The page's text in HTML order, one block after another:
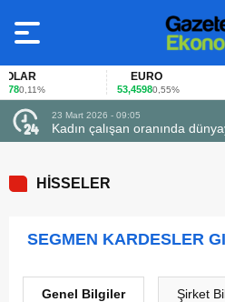
0,11%
EURO
53,45980,55%
23 Mart 2026 - 09:05
Kadın çalışan oranında
HİSSELER
SEGMEN KARDESLER
Genel Bilgiler Şirket